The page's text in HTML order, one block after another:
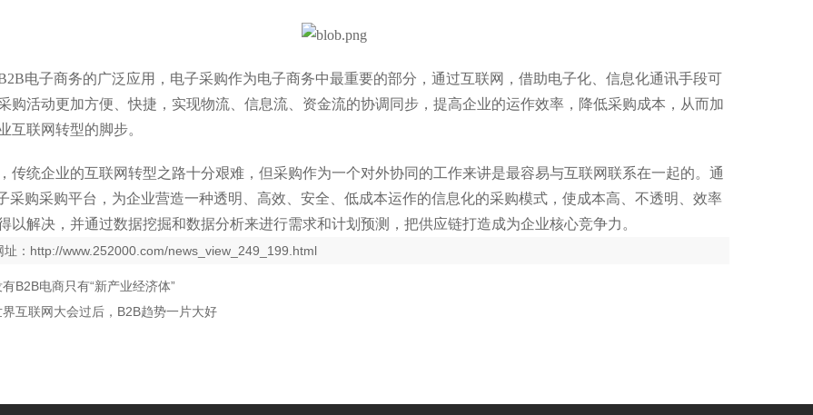
电子商务的广泛应用，电子采购作为电子商务中最重要的部分，通过互联网，借助电子化、信息化通讯手段可
购活动更加方便、快捷，实现物流、信息流、资金流的协调同步，提高企业的运作效率，降低采购成本，从而加
互联网转型的脚步。
传统企业的互联网转型之路十分艰难，但采购作为一个对外协同的工作来讲是最容易与互联网联系在一起的。通
采购采购平台，为企业营造一种透明、高效、安全、低成本运作的信息化的采购模式，使成本高、不透明、效率
以解决，并通过数据挖掘和数据分析来进行需求和计划预测，把供应链打造成为企业核心竞争力。
： http://www.252000.com/news_view_249_199.html
有B2B电商只有“新产业经济体”
界互联网大会过后，B2B趋势一片大好